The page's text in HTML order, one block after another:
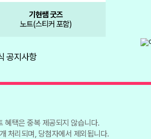
기현쌤 굿즈
노트(스티커 포함)
공지사항
혜택은 중복 제공되지 않습니다.
처리되며, 당첨자에서 제외됩니다.